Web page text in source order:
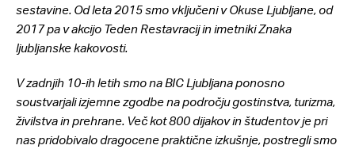
sestavine. Od leta 2015 smo vključeni v Okuse Ljubljane, od
2017 pa v akcijo Teden Restavracij in imetniki Znaka
ljubljanske kakovosti.
V zadnjih 10-ih letih smo na BIC Ljubljana ponosno
soustvarjali izjemne zgodbe na področju gostinstva, turizma,
živilstva in prehrane. Več kot 800 dijakov in študentov je pri
nas pridobivalo dragocene praktične izkušnje, postregli smo